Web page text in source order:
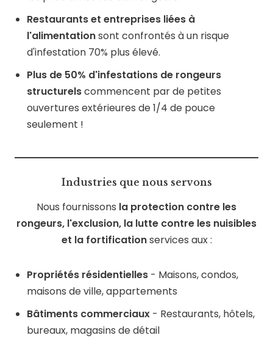
Restaurants et entreprises liées à
l'alimentationsont confrontés à un risque
d'infestation 70% plus élevé.
Plus de 50% d'infestations de rongeurs
structurelscommencent par de petites
ouvertures extérieures de 1/4 de pouce
seulement !
Industries que nous servons
Nous fournissons la protection contre les
rongeurs, l'exclusion, la lutte contre les nuisibles
et la fortificationservices aux :
Propriétés résidentielles - Maisons, condos,
maisons de ville, appartements
Bâtiments commerciaux - Restaurants, hôtels,
bureaux, magasins de détail